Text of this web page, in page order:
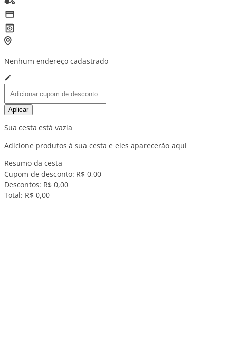
Nenhum endereço cadastrado
Aplicar
Sua cesta está vazia
Adicione produtos à sua cesta e eles aparecerão aqui
Resumo da cesta
Cupom de desconto: R$ 0,00
Descontos: R$ 0,00
Total: R$ 0,00